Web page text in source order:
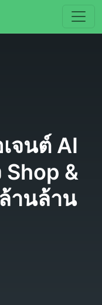
จนต์ AI
Shop &
านล้าน